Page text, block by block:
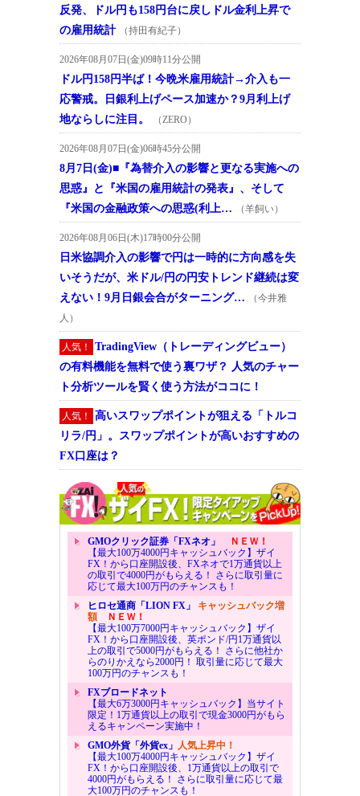
反発、ドル円も158円台に戻しドル金利上昇で
の雇用統計
（持田有紀子）
2026年08月07日(金)09時11分公開
ドル円158円半ば！今晩米雇用統計→介入も一
応警戒。日銀利上げペース加速か？9月利上げ
地ならしに注目。
（ZERO）
2026年08月07日(金)06時45分公開
8月7日(金)■『為替介入の影響と更なる実施への
思惑』と『米国の雇用統計の発表』、そして
『米国の金融政策への思惑(利上…
（羊飼い）
2026年08月06日(木)17時00分公開
日米協調介入の影響で円は一時的に方向感を失
いそうだが、米ドル/円の円安トレンド継続は変
えない！9月日銀会合がターニング…
（今井雅
人）
人気！
TradingView（トレーディングビュー）
の有料機能を無料で使う裏ワザ？ 人気のチャー
ト分析ツールを賢く使う方法がココに！
人気！
高いスワップポイントが狙える「トルコ
リラ/円」。スワップポイントが高いおすすめの
FX口座は？
GMOクリック証券「FXネオ」
ＮＥＷ！
【最大100万4000円キャッシュバック】ザイ
FX！から口座開設後、FXネオで1万通貨以上
の取引で4000円がもらえる！ さらに取引量に
応じて最大100万円のチャンスも！
ヒロセ通商「LION FX」 キャッシュバック増
額ＮＥＷ！
【最大100万7000円キャッシュバック】ザイ
FX！から口座開設後、英ポンド/円1万通貨以
上の取引で5000円がもらえる！ さらに他社か
らのりかえなら2000円！ 取引量に応じて最大
100万円のチャンスも！
FXブロードネット
【最大6万3000円キャッシュバック】当サイト
限定！1万通貨以上の取引で現金3000円がもら
えるキャンペーン実施中！
GMO外貨「外貨ex」 人気上昇中！
【最大100万4000円キャッシュバック】ザイ
FX！から口座開設後、1万通貨以上の取引で
4000円がもらえる！ さらに取引量に応じて最
大100万円のチャンスも！